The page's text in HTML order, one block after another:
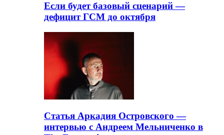
Если будет базовый сценарий —
дефицит ГСМ до октября
Статья Аркадия Островского —
интервью с Андреем Мельниченко в